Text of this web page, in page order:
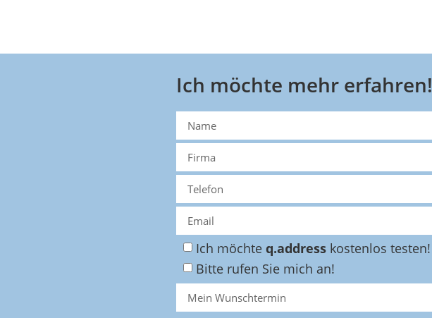
Ich möchte mehr erfahren!
Ich möchte q.address kostenlos testen!
Bitte rufen Sie mich an!